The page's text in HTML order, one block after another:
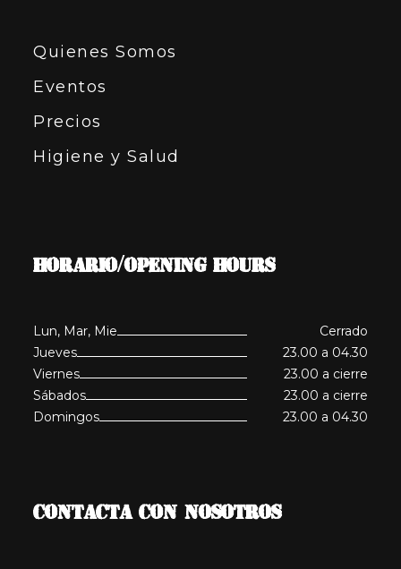
Quienes Somos
Eventos
Precios
Higiene y Salud
HORARIO/OPENING HOURS
Lun, Mar, Mie
Cerrado
Jueves
23.00 a 04.30
Viernes
23.00 a cierre
Sábados
23.00 a cierre
Domingos
23.00 a 04.30
CONTACTA CON NOSOTROS